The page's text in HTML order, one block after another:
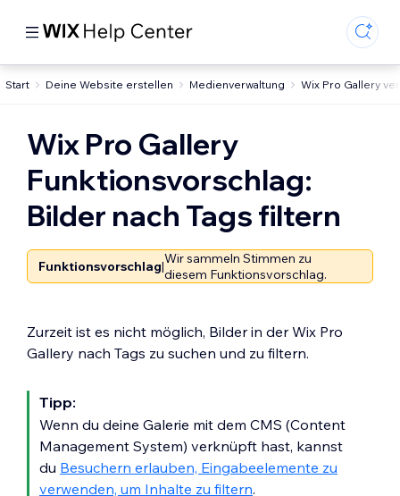
Start Deine Website erstellen Medienverwaltung Wix Pro Gallery
Wix Pro Gallery
Funktionsvorschlag:
Bilder nach Tags filtern
Funktionsvorschlag|Wir sammeln Stimmen zu
diesem Funktionsvorschlag.
Zurzeit ist es nicht möglich, Bilder in der Wix Pro
Gallery nach Tags zu suchen und zu filtern.
Tipp:
Wenn du deine Galerie mit dem CMS (Content
Management System) verknüpft hast, kannst
du Besuchern erlauben, Eingabeelemente zu
verwenden, um Inhalte zu filtern.